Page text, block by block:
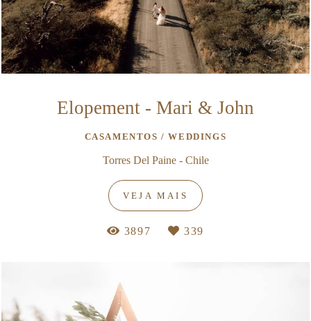
Elopement - Mari & John
CASAMENTOS / WEDDINGS
Torres Del Paine - Chile
VEJA MAIS
3897 339